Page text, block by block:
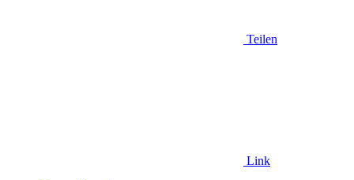
Teilen
Link